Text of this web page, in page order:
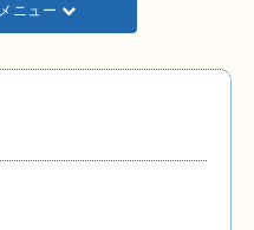
メニュー